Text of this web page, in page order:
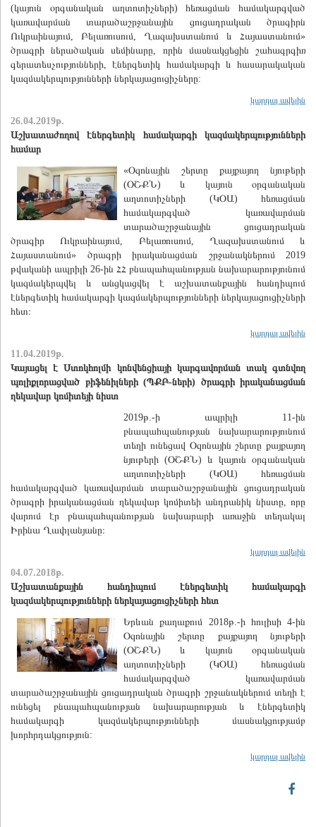
(կայուն օրգանական աղտոտիչների) հեռացման համակարգված
կառավարման տարածաշրջանային ցուցադրական ծրագիրն
Ուկրաինայում, Բելառուսում, Ղազախստանում և Հայաստանում»
ծրագրի ներածական սեմինարը, որին մասնակցեցին շահագրգիռ
գերատեսչությունների, էներգետիկ համակարգի և հասարակական
կազմակերպությունների ներկայացուցիչները:
կարդալ ավելին
26.04.2019թ.
Աշխատաժողով էներգետիկ համակարգի կազմակերպությունների
համար
«Օզոնային շերտը քայքայող նյութերի
(ՕՇՔՆ) և կայուն օրգանական
աղտոտիչների (ԿՕԱ) հեռացման
համակարգված կառավարման
տարածաշրջանային ցուցադրական
ծրագիր Ուկրաինայում, Բելառուսում, Ղազախստանում և
Հայաստանում» ծրագրի իրականացման շրջանակներում 2019
թվականի ապրիլի 26-ին ՀՀ բնապահպանության նախարարությունում
կազմակերպվել և անցկացվել է աշխատանքային հանդիպում
էներգետիկ համակարգի կազմակերպությունների ներկայացուցիչների
հետ։
կարդալ ավելին
11.04.2019թ.
Կայացել է Ստոկհոլմի կոնվենցիայի կարգավորման տակ գտնվող
պոլիքլորացված բիֆենիլների (ՊՔԲ-ների) ծրագրի իրականացման
ղեկավար կոմիտեյի նիստ
2019թ.-ի ապրիլի 11-ին
բնապահպանության նախարարությունում
տեղի ունեցավ Օզոնային շերտը քայքայող
նյութերի (ՕՇՔՆ) և կայուն օրգանական
աղտոտիչների (ԿՕԱ) հեռացման
համակարգված կառավարման տարածաշրջանային ցուցադրական
ծրագրի իրականացման ղեկավար կոմիտեի անդրանիկ նիստը, որը
վարում էր բնապահպանության նախարարի առաջին տեղակալ
Իրինա Ղափլանյանը։
կարդալ ավելին
04.07.2018թ.
Աշխատանքային հանդիպում էներգետիկ համակարգի
կազմակերպությունների ներկայացուցիչների հետ
Երևան քաղաքում 2018թ.-ի հուլիսի 4-ին
Օզոնային շերտը քայքայող նյութերի
(ՕՇՔՆ) և կայուն օրգանական
աղտոտիչների (ԿՕԱ) հեռացման
համակարգված կառավարման
տարածաշրջանային ցուցադրական ծրագրի շրջանակներում տեղի է
ունեցել բնապահպանության նախարարության և էներգետիկ
համակարգի կազմակերպությունների մասնակցությամբ
խորհրդակցություն:
կարդալ ավելին